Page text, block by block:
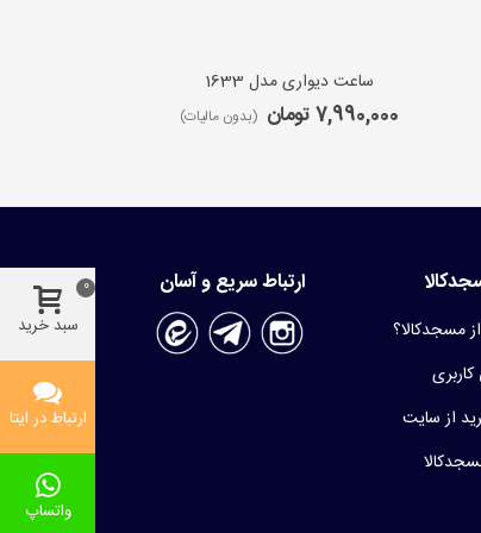
ساعت دیواری مدل 1633
7,990,000 تومان (بدون مالیات)
مسجدکالا؟
از سایت
ارتباط سریع و آسان
سبد خرید
0
ارتباط در ایتا
واتساپ